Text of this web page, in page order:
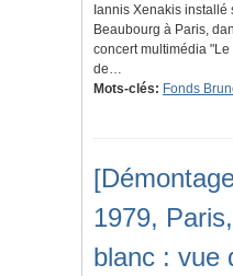
Iannis Xenakis installé
Beaubourg à Paris,
concert multimédia
de…
Mots-clés: Fonds
1979,
blanc : vue